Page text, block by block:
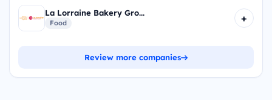
La Lorraine Bakery Gro...
Food +
Review more companies